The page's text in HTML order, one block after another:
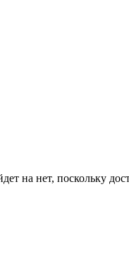
на нет, поскольку